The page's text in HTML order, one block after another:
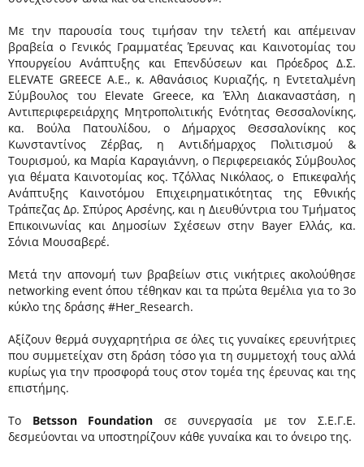
Με την παρουσία τους τιμήσαν την τελετή και απέμειναν
βραβεία ο Γενικός Γραμματέας Έρευνας και Καινοτομίας του
Υπουργείου Ανάπτυξης και Επενδύσεων και Πρόεδρος Δ.Σ.
ELEVATE GREECE Α.Ε., κ. Αθανάσιος Κυριαζής, η Εντεταλμένη
Σύμβουλος του Elevate Greece, κα Έλλη Διακαναστάση, η
Αντιπεριφερειάρχης Μητροπολιτικής Ενότητας Θεσσαλονίκης,
κα. Βούλα Πατουλίδου, ο Δήμαρχος Θεσσαλονίκης κος
Κωνσταντίνος Ζέρβας, η Αντιδήμαρχος Πολιτισμού &
Τουρισμού, κα Μαρία Καραγιάννη, ο Περιφερειακός Σύμβουλος
για θέματα Καινοτομίας κος. Τζόλλας Νικόλαος, ο Επικεφαλής
Ανάπτυξης Καινοτόμου Επιχειρηματικότητας της Εθνικής
Τράπεζας Δρ. Σπύρος Αρσένης, και η Διευθύντρια του Τμήματος
Επικοινωνίας και Δημοσίων Σχέσεων στην Bayer Ελλάς, κα.
Σόνια Μουσαβερέ.
Μετά την απονομή των βραβείων στις νικήτριες ακολούθησε
networking event όπου τέθηκαν και τα πρώτα θεμέλια για το 3ο
κύκλο της δράσης #Her_Research.
Αξίζουν θερμά συγχαρητήρια σε όλες τις γυναίκες ερευνήτριες
που συμμετείχαν στη δράση τόσο για τη συμμετοχή τους αλλά
κυρίως για την προσφορά τους στον τομέα της έρευνας και της
επιστήμης.
Το Betsson Foundation σε συνεργασία με τον Σ.Ε.Γ.Ε.
δεσμεύονται να υποστηρίζουν κάθε γυναίκα και το όνειρο της.